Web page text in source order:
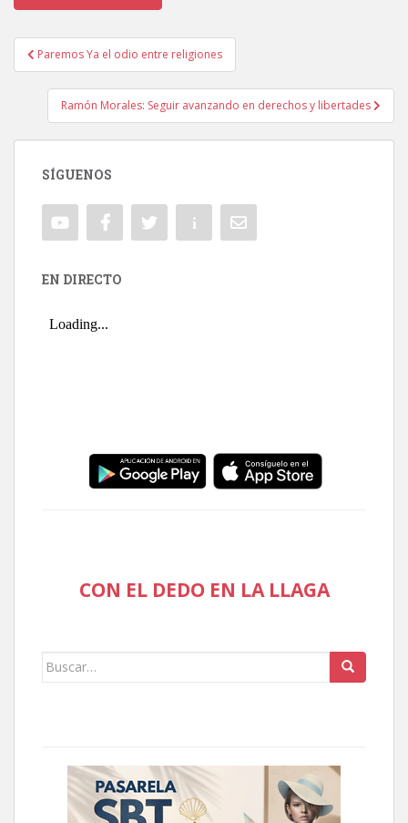
Navegación de entradas
Paremos Ya el odio entre religiones
Ramón Morales: Seguir avanzando en derechos y libertades
SÍGUENOS
EN DIRECTO
CON EL DEDO EN LA LLAGA
Buscar: